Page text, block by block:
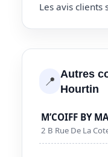
Les avis clients
📍 Autres
Hourtin
M’COIFF BY
2 B Rue De La